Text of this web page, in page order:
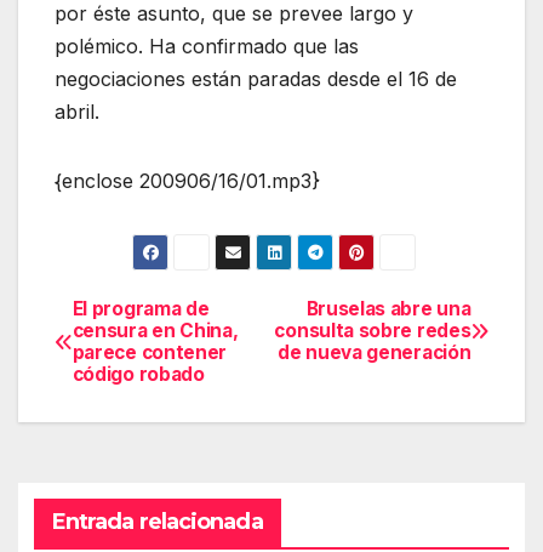
por éste asunto, que se prevee largo y
polémico. Ha confirmado que las
negociaciones están paradas desde el 16 de
abril.
{enclose 200906/16/01.mp3}
Navegación
de
entradas
Bruselas abre una
consulta sobre redes
de nueva generación
El programa de
censura en China,
parece contener
código robado
Entrada relacionada